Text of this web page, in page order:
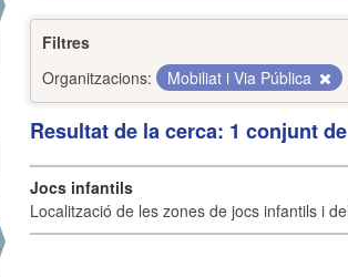
Filtres
Organitzacions:
Mobiliat i Via Pública
Resultat de la cerca: 1 conjunt
Jocs infantils
Localització de les zones de jocs infantils i